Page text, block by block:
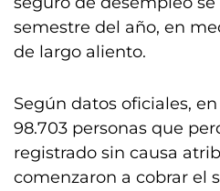
semestre del año, en
de largo aliento.
Según datos oficiales,
98.703 personas que
registrado sin causa
comenzaron a cobrar el